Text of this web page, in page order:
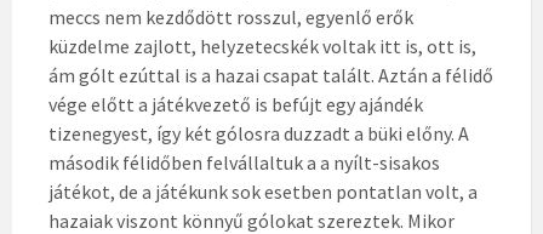
meccs nem kezdődött rosszul, egyenlő erők
küzdelme zajlott, helyzetecskék voltak itt is, ott is,
ám gólt ezúttal is a hazai csapat talált. Aztán a félidő
vége előtt a játékvezető is befújt egy ajándék
tizenegyest, így két gólosra duzzadt a büki előny. A
második félidőben felvállaltuk a a nyílt-sisakos
játékot, de a játékunk sok esetben pontatlan volt, a
hazaiak viszont könnyű gólokat szereztek. Mikor